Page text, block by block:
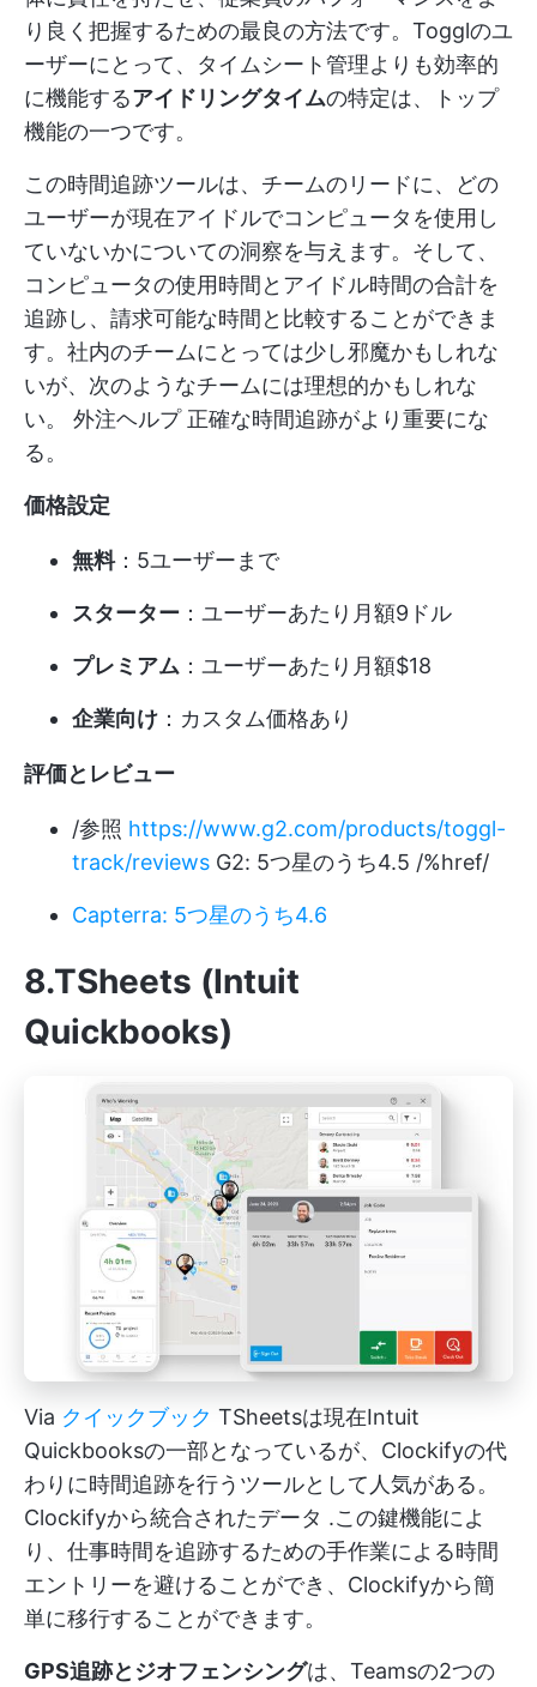
り良く把握するための最良の方法です。Togglのユ
ーザーにとって、タイムシート管理よりも効率的
に機能するアイドリングタイムの特定は、トップ
機能の一つです。
この時間追跡ツールは、チームのリードに、どの
ユーザーが現在アイドルでコンピュータを使用し
ていないかについての洞察を与えます。そして、
コンピュータの使用時間とアイドル時間の合計を
追跡し、請求可能な時間と比較することができま
す。社内のチームにとっては少し邪魔かもしれな
いが、次のようなチームには理想的かもしれな
い。 外注ヘルプ正確な時間追跡がより重要にな
る。
価格設定
無料：5ユーザーまで
スターター ：ユーザーあたり月額9ドル
プレミアム ：ユーザーあたり月額$18
企業向け ：カスタム価格あり
評価とレビュー
/参照 https://www.g2.com/products/toggl-
track/reviews G2: 5つ星のうち4.5 /%href/
Capterra: 5つ星のうち4.6
8.TSheets (Intuit
Quickbooks)
Via クイックブック TSheetsは現在Intuit
Quickbooksの一部となっているが、Clockifyの代
わりに時間追跡を行うツールとして人気がある。
Clockifyから統合されたデータ .この鍵機能によ
り、仕事時間を追跡するための手作業による時間
エントリーを避けることができ、Clockifyから簡
単に移行することができます。
GPS追跡とジオフェンシングは、Teamsの2つの